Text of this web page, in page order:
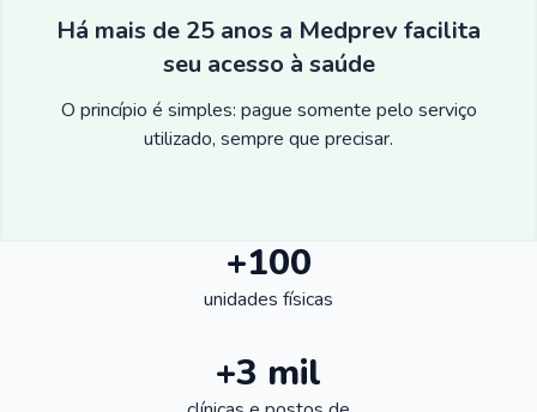
Há mais de 25 anos a Medprev facilita
seu acesso à saúde
O princípio é simples: pague somente pelo serviço
utilizado, sempre que precisar.
+100
unidades físicas
+3 mil